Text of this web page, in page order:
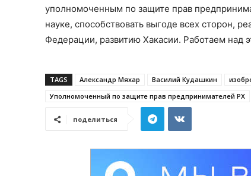
уполномоченным по защите прав
науке, способствовать выгоде всех сторон,
Федерации, развитию Хакасии. Работаем над
TAGS Александр Мяхар Василий Кудашкин
Уполномоченный по защите прав предпринимателей РХ
поделиться